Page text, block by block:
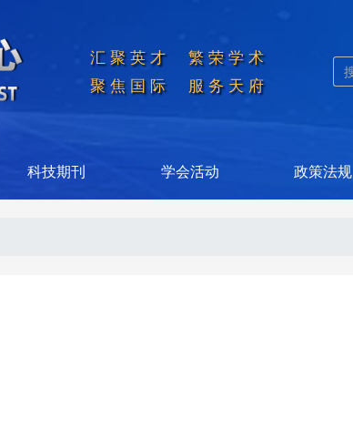
汇聚英才  繁荣学术
聚焦国际  服务天府
科技期刊 学会活动 政策法规